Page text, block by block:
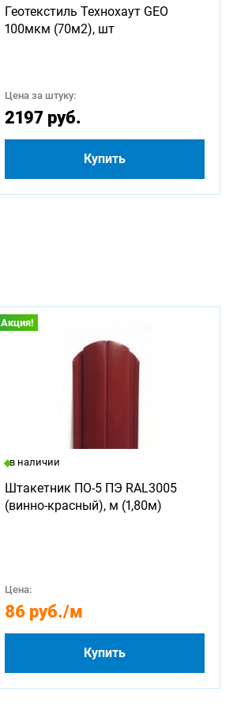
Геотекстиль Технохаут GEO
100мкм (70м2), шт
Цена за штуку:
2197 руб.
Купить
Акция!
в наличии
Штакетник ПО-5 ПЭ RAL3005
(винно-красный), м (1,80м)
Цена:
86 руб./м
Купить